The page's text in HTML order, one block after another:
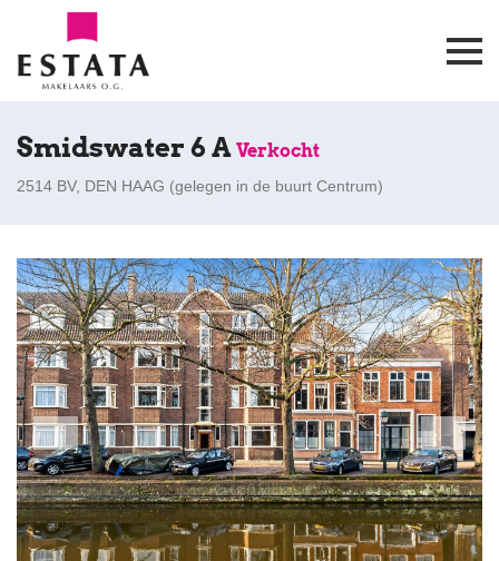
Smidswater 6 A Verkocht
2514 BV, DEN HAAG (gelegen in de buurt Centrum)